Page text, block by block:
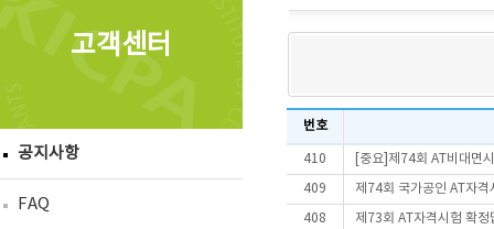
고객센터
공지사항
FAQ
번호
410 [중요]제74회 AT비대면
409 제74회 국가공인 AT자격
408 제73회 AT자격시험 확정